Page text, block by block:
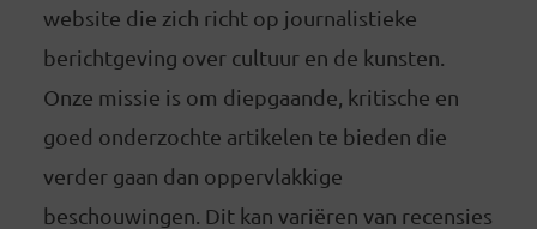
website die zich richt op journalistieke
berichtgeving over cultuur en de kunsten.
Onze missie is om diepgaande, kritische en
goed onderzochte artikelen te bieden die
verder gaan dan oppervlakkige
beschouwingen. Dit kan variëren van recensies